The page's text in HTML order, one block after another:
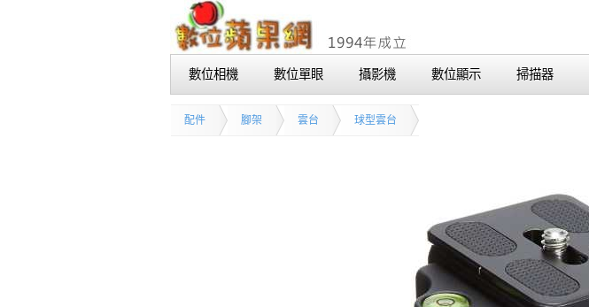
數位相機 數位單眼 攝影機 數位顯示 掃描器
配件 腳架 雲台 球型雲台